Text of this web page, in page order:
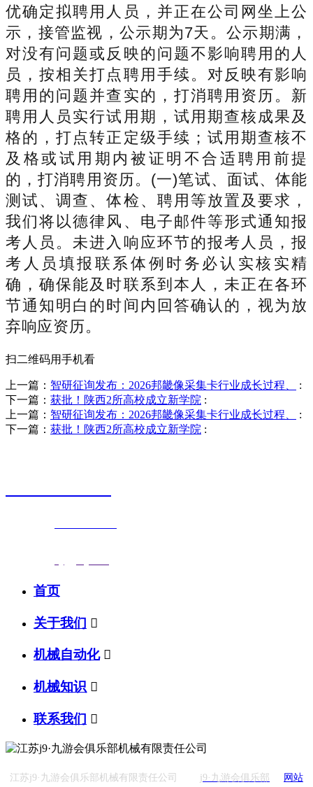
优确定拟聘用人员，并正在公司网坐上公
示，接管监视，公示期为7天。公示期满，
对没有问题或反映的问题不影响聘用的人
员，按相关打点聘用手续。对反映有影响
聘用的问题并查实的，打消聘用资历。新
聘用人员实行试用期，试用期查核成果及
格的，打点转正定级手续；试用期查核不
及格或试用期内被证明不合适聘用前提
的，打消聘用资历。(一)笔试、面试、体能
测试、调查、体检、聘用等放置及要求，
我们将以德律风、电子邮件等形式通知报
考人员。未进入响应环节的报考人员，报
考人员填报联系体例时务必认实核实精
确，确保能及时联系到本人，未正在各环
节通知明白的时间内回答确认的，视为放
弃响应资历。
扫二维码用手机看
上一篇： 智研征询发布：2026邦畿像采集卡行业成长过程、
:
下一篇： 获批！陕西2所高校成立新学院 :
上一篇： 智研征询发布：2026邦畿像采集卡行业成长过程、
:
下一篇： 获批！陕西2所高校成立新学院 :
首页
关于我们 
机械自动化 
机械知识 
联系我们 
江苏j9·九游会俱乐部机械有限责任公司 j9·九游会俱乐部 网站